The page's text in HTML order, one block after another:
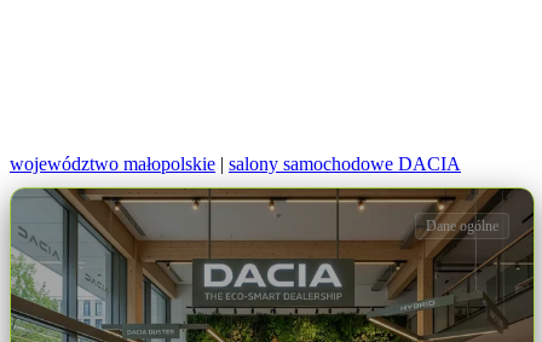
województwo małopolskie | salony samochodowe DACIA
Dane ogólne